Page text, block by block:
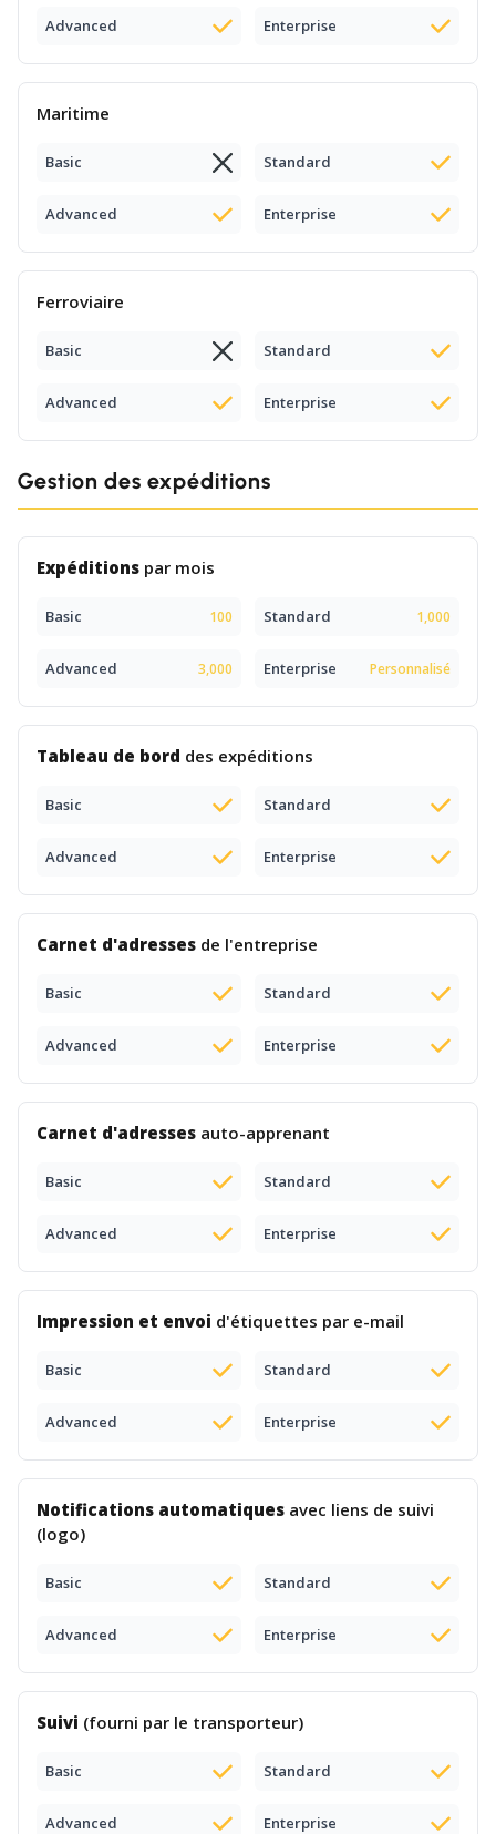
Advanced Enterprise
Maritime
Basic Standard
Advanced Enterprise
Ferroviaire
Basic Standard
Advanced Enterprise
Gestion des expéditions
Expéditions par mois
Basic 100 Standard 1,000
Advanced 3,000 Enterprise Personnalisé
Tableau de bord des expéditions
Basic Standard
Advanced Enterprise
Carnet d'adresses de l'entreprise
Basic Standard
Advanced Enterprise
Carnet d'adresses auto-apprenant
Basic Standard
Advanced Enterprise
Impression et envoi d'étiquettes par e-mail
Basic Standard
Advanced Enterprise
Notifications automatiques avec liens de suivi
(logo)
Basic Standard
Advanced Enterprise
Suivi (fourni par le transporteur)
Basic Standard
Advanced Enterprise